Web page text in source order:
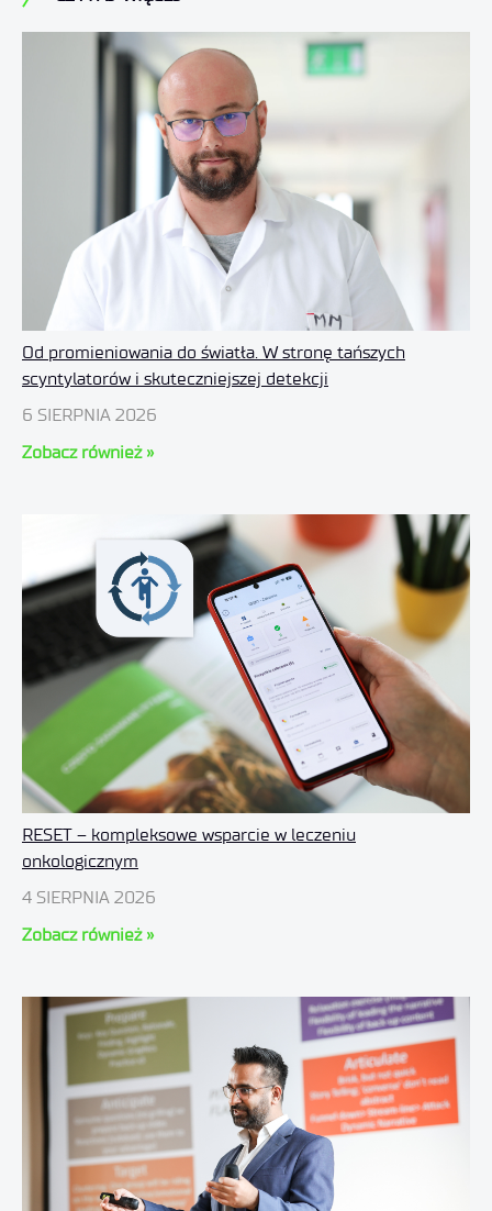
Od promieniowania do światła. W stronę tańszych
scyntylatorów i skuteczniejszej detekcji
6 SIERPNIA 2026
Zobacz również »
RESET – kompleksowe wsparcie w leczeniu
onkologicznym
4 SIERPNIA 2026
Zobacz również »